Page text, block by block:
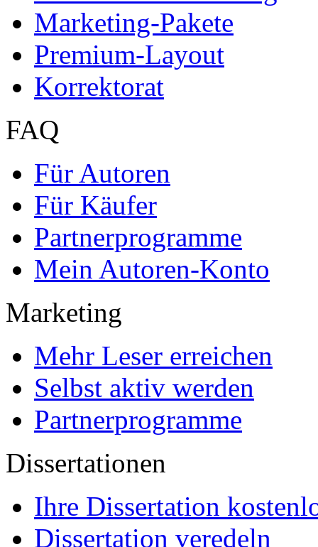
Marketing-Pakete
Premium-Layout
Korrektorat
FAQ
Für Autoren
Für Käufer
Partnerprogramme
Mein Autoren-Konto
Marketing
Mehr Leser erreichen
Selbst aktiv werden
Partnerprogramme
Dissertationen
Ihre Dissertation
Dissertation veredeln